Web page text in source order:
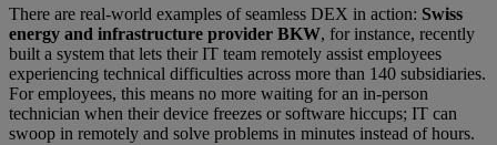
There are real-world examples of seamless DEX in action: Swiss
energy and infrastructure provider BKW, for instance, recently
built a system that lets their IT team remotely assist employees
experiencing technical difficulties across more than 140 subsidiaries.
For employees, this means no more waiting for an in-person
technician when their device freezes or software hiccups; IT can
swoop in remotely and solve problems in minutes instead of hours.